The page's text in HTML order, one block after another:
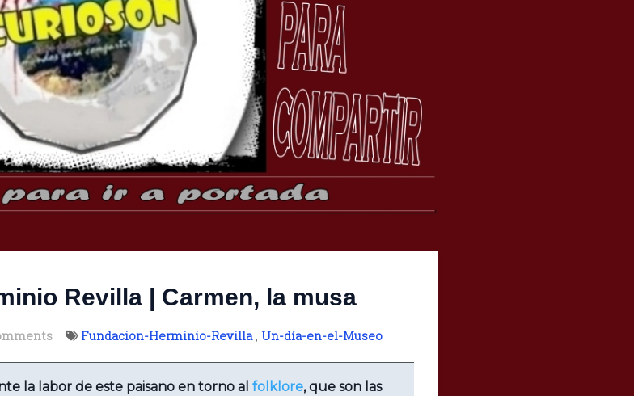
Revilla | Carmen, la musa
Fundacion-Herminio-Revilla, Un-día-en-el-Museo
la labor de este paisano en torno al folklore, que son las